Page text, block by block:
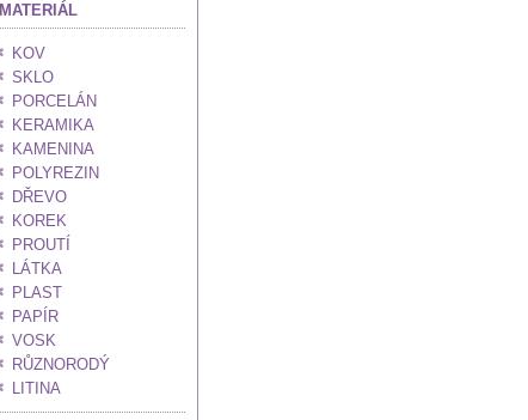
MATERIÁL
KOV
SKLO
PORCELÁN
KERAMIKA
KAMENINA
POLYREZIN
DŘEVO
KOREK
PROUTÍ
LÁTKA
PLAST
PAPÍR
VOSK
RŮZNORODÝ
LITINA